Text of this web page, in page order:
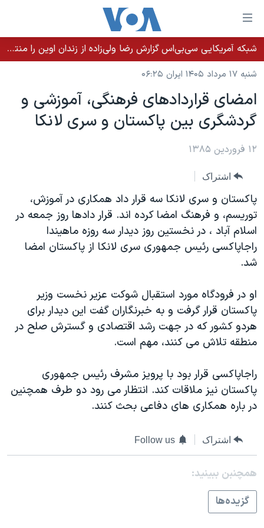
لینکهای
قابل
دسترسی
جهش
محتوای
اصلی
جهش
به
اصلی
جهش
به
جستجو
خانه
نسخه سبک وب‌سایت
موضوع ها
ایران
آمریکا
گزیده‌ها
ویژه برنامه‌ها
ویدیوها
حقوق شهروندی
اقتصادی
علم و فناوری
گالری عکس
آرشیو پخش زنده
برنامه های تلویزیونی
جدول برنامه ها
صفحه‌های ویژه
عملیات خشم حماسی
۲۵۰سالگی آمریکا
بایگانی برنامه‌های تلویزیونی
انتخابات ریاست جمهوری آمریکا ۲۰۲۴
حمله جمهوری اسلامی به اسرائیل
رمز مهسا
اعتراضات زن، زندگی، آزادی
مجموعه مستندهای دادخواهی
دادگاه حمید نوری
اعتراضات مردمی آبان ۹۸
فرکانس‌های صدای آمریکا
پخش رادیویی
یادگیری زبان انگلیسی
شبکه آمریکایی سی‌بی‌‌اس گزارش رضا ولی‌زاده از زندان اوین را منتشر کرد؛ کامران حکمتی پیش از آغاز شیمی‌درمانی به زندان بازگردانده شد
شنبه ۱۷ مرداد ۱۴۰۵ ایران ۰۶:۲۵
امضای قراردادهای فرهنگی، آموزشی و
گردشگری بين پاکستان و سری لانکا
۱۲ فروردین ۱۳۸۵
اشتراک
پاکستان و سری لانکا سه قرار داد همکاری در آموزش،
توريسم، و فرهنگ امضا کرده اند. قرار دادها روز جمعه در
اسلام آباد ، در نخستين روز ديدار سه روزه ماهيندا
راجاپاکسی رئيس جمهوری سری لانکا از پاکستان امضا
شد.
او در فرودگاه مورد استقبال شوکت عزير نخست وزير
پاکستان قرار گرفت و به خبرنگاران گفت اين ديدار برای
هردو کشور که در جهت رشد اقتصادی و گسترش صلح در
منطقه تلاش می کنند، مهم است.
راجاپاکسی قرار بود با پرويز مشرف رئيس جمهوری
پاکستان نيز ملاقات کند. انتظار می رود دو طرف همچنين
در باره همکاری های دفاعی بحث کنند.
اشتراک Follow us
همچنبن ببینید:
گزيده‌ها